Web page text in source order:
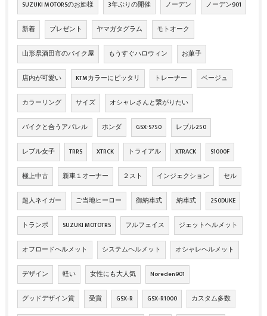
SUZUKI MOTORSのお姫様 3年ぶりの開催 ノーデン ノーデン901
新着 プレゼント ヤマガタグラム モトオーク
山形県酒田市のバイク屋 もうすぐハロウィン お菓子
店内が可愛い KTMカラーにピッタリ トレーナー ベージュ
カラーリング サイズ オシャレさんと繋がりたい
バイクと合うアパレル ホンダ GSX-S750 レブル250
レブル女子 TRRS XTRCK トライアル XTRACK S1000F
極上中古 新車１オーナー ２スト インジェクション セル
超人ネイガー ご当地ヒーロー 御納車式 納車式 250DUKE
トランポ SUZUKI MOTOTRS フルフェイス ジェットヘルメット
オフロードヘルメット システムヘルメット オシャレヘルメット
デザイン 軽い 女性にも大人気 Noreden901
グッドデザイン賞 受賞 GSX‐R GSX‐R1000 カスタム多数